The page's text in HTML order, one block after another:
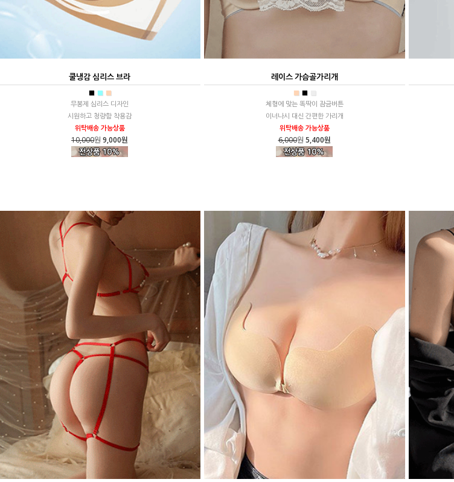
쿨냉감 심리스 브라
■ ■ ■
무봉제 심리스 디자인
시원하고 청량함 착용감
위탁배송 가능상품
10,000원 9,000원
레이스 가슴골가리개
■ ■ ■
체형에 맞는 똑딱이 잠금버튼
이너나시 대신 간편한 가리개
위탁배송 가능상품
6,000원 5,400원